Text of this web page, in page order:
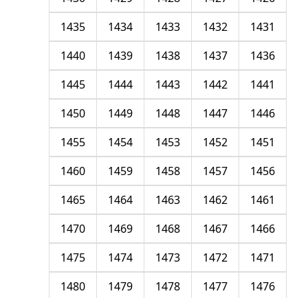
1431
1432
1433
1434
1435
1436
1437
1438
1439
1440
1441
1442
1443
1444
1445
1446
1447
1448
1449
1450
1451
1452
1453
1454
1455
1456
1457
1458
1459
1460
1461
1462
1463
1464
1465
1466
1467
1468
1469
1470
1471
1472
1473
1474
1475
1476
1477
1478
1479
1480